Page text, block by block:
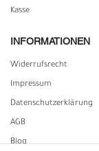
Kasse
INFORMATIONEN
Widerrufs­recht
Impressum
Daten­schutz­erklärung
AGB
Blog